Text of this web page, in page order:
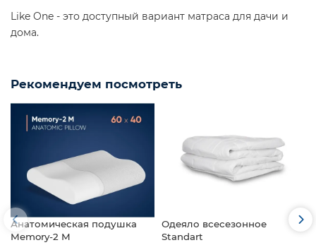
Like One - это доступный вариант матраса для дачи и
дома.
Рекомендуем посмотреть
Анатомическая подушка
Memory-2 M
Одеяло всесезонное
Standart